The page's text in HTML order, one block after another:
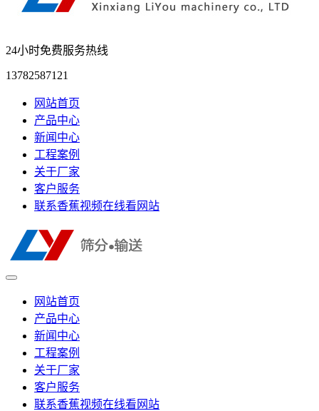
24小时免费服务热线
13782587121
网站首页
产品中心
新闻中心
工程案例
关于厂家
客户服务
联系香蕉视频在线看网站
网站首页
产品中心
新闻中心
工程案例
关于厂家
客户服务
联系香蕉视频在线看网站